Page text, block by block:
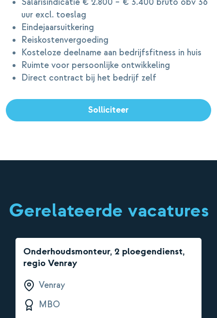
uur excl. toeslag
Eindejaarsuitkering
Reiskostenvergoeding
Kosteloze deelname aan bedrijfsfitness in huis
Ruimte voor persoonlijke ontwikkeling
Direct contract bij het bedrijf zelf
Solliciteer
Gerelateerde vacatures
Onderhoudsmonteur, 2 ploegendienst,
regio Venray
Venray
MBO